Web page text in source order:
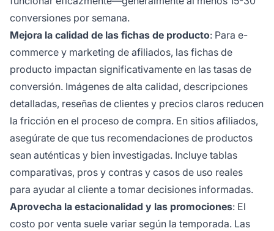
conversiones por semana.
Mejora la calidad de las fichas de producto: Para e-
commerce y marketing de afiliados, las fichas de
producto impactan significativamente en las tasas de
conversión. Imágenes de alta calidad, descripciones
detalladas, reseñas de clientes y precios claros reducen
la fricción en el proceso de compra. En sitios afiliados,
asegúrate de que tus recomendaciones de productos
sean auténticas y bien investigadas. Incluye tablas
comparativas, pros y contras y casos de uso reales
para ayudar al cliente a tomar decisiones informadas.
Aprovecha la estacionalidad y las promociones: El
costo por venta suele variar según la temporada. Las